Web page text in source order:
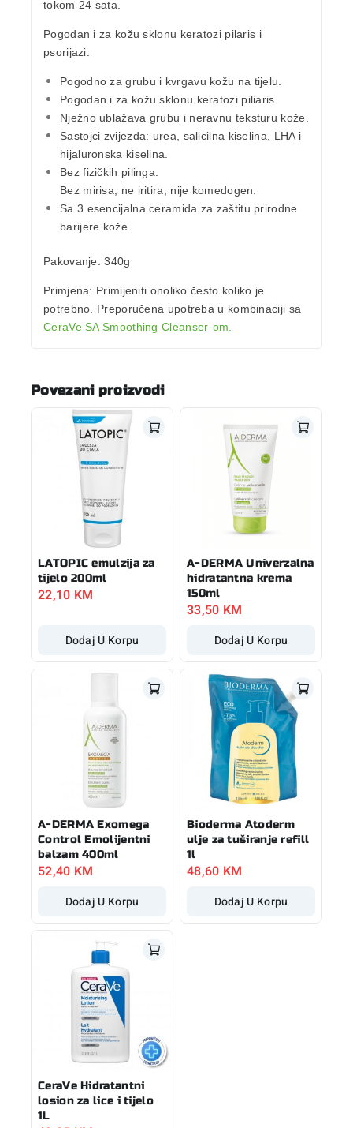
tokom 24 sata.
Pogodan i za kožu sklonu keratozi pilaris i
psorijazi.
Pogodno za grubu i kvrgavu kožu na tijelu.
Pogodan i za kožu sklonu keratozi piliaris.
Nježno ublažava grubu i neravnu teksturu kože.
Sastojci zvijezda: urea, salicilna kiselina, LHA i
hijaluronska kiselina.
Bez fizičkih pilinga.
Bez mirisa, ne iritira, nije komedogen.
Sa 3 esencijalna ceramida za zaštitu prirodne
barijere kože.
Pakovanje: 340g
Primjena: Primijeniti onoliko često koliko je
potrebno. Preporučena upotreba u kombinaciji sa
CeraVe SA Smoothing Cleanser-om.
Povezani proizvodi
LATOPIC emulzija za
tijelo 200ml
22,10 KM
Dodaj U Korpu
A-DERMA Univerzalna
hidratantna krema
150ml
33,50 KM
Dodaj U Korpu
A-DERMA Exomega
Control Emolijentni
balzam 400ml
52,40 KM
Dodaj U Korpu
Bioderma Atoderm
ulje za tuširanje refill
1l
48,60 KM
Dodaj U Korpu
CeraVe Hidratantni
losion za lice i tijelo
1L